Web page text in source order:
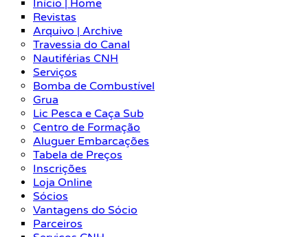
Início | Home
Revistas
Arquivo | Archive
Travessia do Canal
Nautiférias CNH
Serviços
Bomba de Combustível
Grua
Lic Pesca e Caça Sub
Centro de Formação
Aluguer Embarcações
Tabela de Preços
Inscrições
Loja Online
Sócios
Vantagens do Sócio
Parceiros